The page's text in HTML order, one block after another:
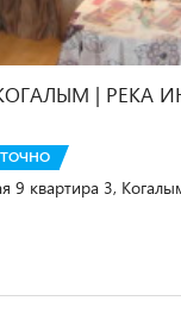
| РЕКА
9 квартира 3,